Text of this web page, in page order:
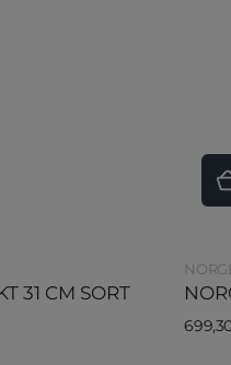
31 CM SORT
Vanlig